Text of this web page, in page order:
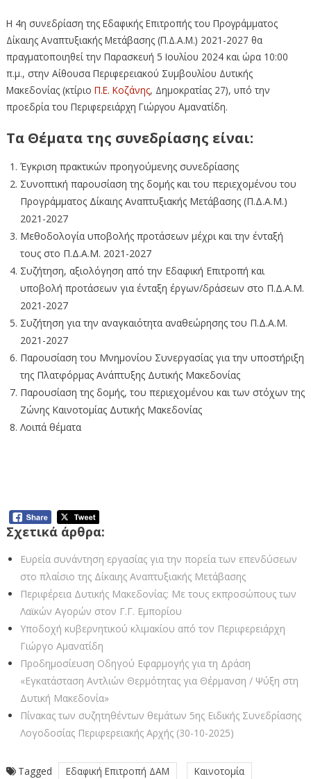
Η 4η συνεδρίαση της Εδαφικής Επιτροπής του Προγράμματος
Δίκαιης Αναπτυξιακής Μετάβασης (Π.Δ.Α.Μ.) 2021-2027 θα
πραγματοποιηθεί την Παρασκευή 5 Ιουλίου 2024 και ώρα 10:00
π.μ., στην Αίθουσα Περιφερειακού Συμβουλίου Δυτικής
Μακεδονίας (κτίριο Π.Ε. Κοζάνης, Δημοκρατίας 27), υπό την
προεδρία του Περιφερειάρχη Γιώργου Αμανατίδη.
Τα Θέματα της συνεδρίασης είναι:
Έγκριση πρακτικών προηγούμενης συνεδρίασης
Συνοπτική παρουσίαση της δομής και του περιεχομένου του
Προγράμματος Δίκαιης Αναπτυξιακής Μετάβασης (Π.Δ.Α.Μ.)
2021-2027
Μεθοδολογία υποβολής προτάσεων μέχρι και την ένταξή
τους στο Π.Δ.Α.Μ. 2021-2027
Συζήτηση, αξιολόγηση από την Εδαφική Επιτροπή και
υποβολή προτάσεων για ένταξη έργων/δράσεων στο Π.Δ.Α.Μ.
2021-2027
Συζήτηση για την αναγκαιότητα αναθεώρησης του Π.Δ.Α.Μ.
2021-2027
Παρουσίαση του Μνημονίου Συνεργασίας για την υποστήριξη
της Πλατφόρμας Ανάπτυξης Δυτικής Μακεδονίας
Παρουσίαση της δομής, του περιεχομένου και των στόχων της
Ζώνης Καινοτομίας Δυτικής Μακεδονίας
Λοιπά θέματα
Σχετικά άρθρα:
Ευρεία συνάντηση εργασίας για την πορεία των επενδύσεων
στο πλαίσιο της Δίκαιης Αναπτυξιακής Μετάβασης
Περιφέρεια Δυτικής Μακεδονίας: Με τους εκπροσώπους των
Λαϊκών Αγορών στον Γ.Γ. Εμπορίου
Υποδοχή κυβερνητικού κλιμακίου από τον Περιφερειάρχη
Γιώργο Αμανατίδη
Προδημοσίευση Οδηγού Εφαρμογής για τη Δράση
«Εγκατάσταση Αντλιών Θερμότητας για Θέρμανση / Ψύξη στη
Δυτική Μακεδονία»
Πίνακας των συζητηθέντων θεμάτων 5ης Ειδικής Συνεδρίασης
Λογοδοσίας Περιφερειακής Αρχής (30-10-2025)
Tagged Εδαφική Επιτροπή ΔΑΜ
Καινοτομία